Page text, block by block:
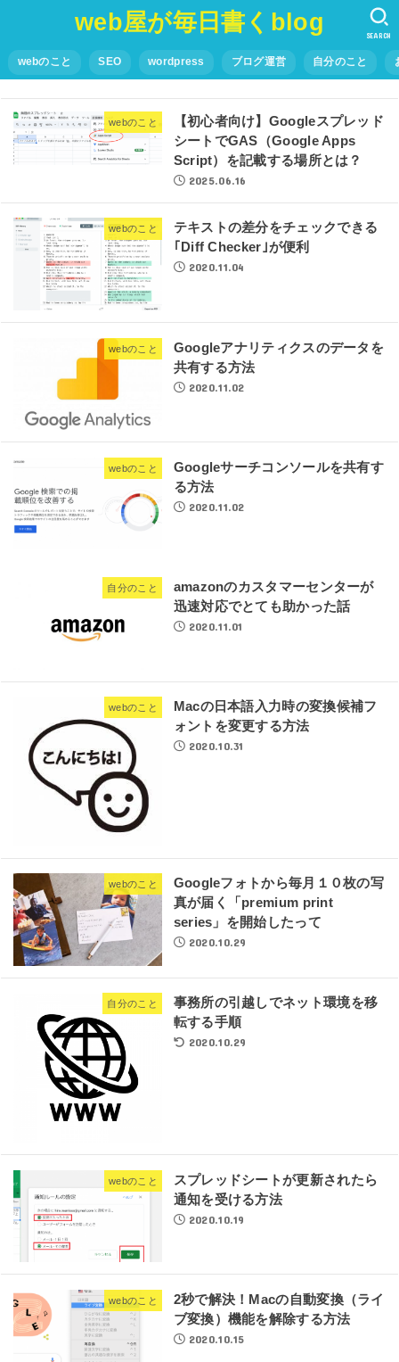
web屋が毎日書くblog
webのこと SEO wordpress ブログ運営 自分のこと
SEARCH
webのこと
【初心者向け】Googleスプレッド
シートでGAS（Google Apps
Script）を記載する場所とは？
2025.06.16
webのこと
テキストの差分をチェックできる
｢Diff Checker｣が便利
2020.11.04
webのこと
Googleアナリティクスのデータを
共有する方法
2020.11.02
webのこと
Googleサーチコンソールを共有す
る方法
2020.11.02
自分のこと
amazonのカスタマーセンターが
迅速対応でとても助かった話
2020.11.01
webのこと
Macの日本語入力時の変換候補フ
ォントを変更する方法
2020.10.31
webのこと
Googleフォトから毎月１０枚の写
真が届く「premium print
series」を開始したって
2020.10.29
自分のこと
事務所の引越しでネット環境を移
転する手順
2020.10.29
webのこと
スプレッドシートが更新されたら
通知を受ける方法
2020.10.19
webのこと
2秒で解決！Macの自動変換（ライ
ブ変換）機能を解除する方法
2020.10.15